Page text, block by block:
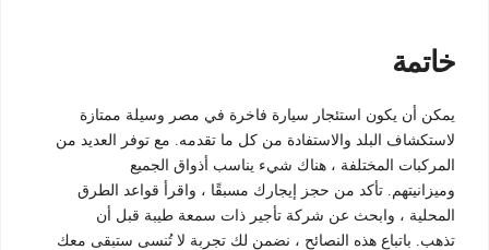
خاتمة
يمكن أن يكون استئجار سيارة فاخرة في مصر وسيلة ممتازة
لاستكشاف البلد والاستفادة من كل ما تقدمه. مع توفر العديد من
المركبات المختلفة ، هناك شيء يناسب أذواق الجميع
وميزانيتهم. تأكد من حجز إيجارك مسبقًا ، واقرأ قواعد الطرق
المحلية ، وابحث عن شركة تأجير ذات سمعة طيبة قبل أن
تذهب. باتباع هذه النصائح ، نضمن لك تجربة لا تُنسى ستبقى معك